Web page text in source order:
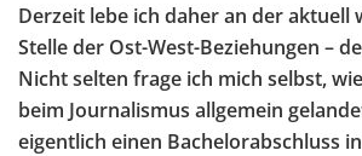
Derzeit lebe ich daher an der aktuell
Stelle der Ost-West-Beziehungen –
Nicht selten frage ich mich selbst,
beim Journalismus allgemein
eigentlich einen Bachelorabschluss in